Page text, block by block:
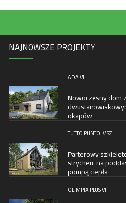
NAJNOWSZE PROJEKTY
ADA VI
Nowoczesny dom
okapów
TUTTO PUNTO IV SZ
Parterowy
strychem na
pompą ciepła
OLIMPIA PLUS VI